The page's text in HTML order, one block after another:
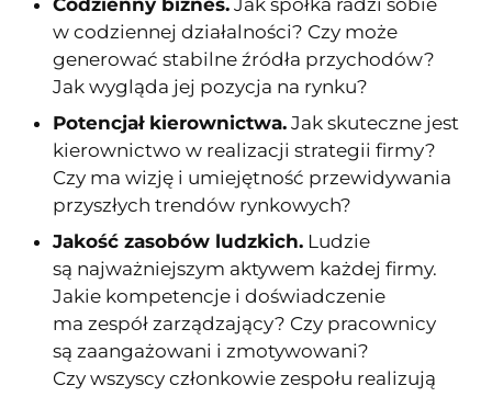
Codzienny biznes. Jak spółka radzi sobie
w codziennej działalności? Czy może
generować stabilne źródła przychodów?
Jak wygląda jej pozycja na rynku?
Potencjał kierownictwa. Jak skuteczne jest
kierownictwo w realizacji strategii firmy?
Czy ma wizję i umiejętność przewidywania
przyszłych trendów rynkowych?
Jakość zasobów ludzkich. Ludzie
są najważniejszym aktywem każdej firmy.
Jakie kompetencje i doświadczenie
ma zespół zarządzający? Czy pracownicy
są zaangażowani i zmotywowani?
Czy wszyscy członkowie zespołu realizują